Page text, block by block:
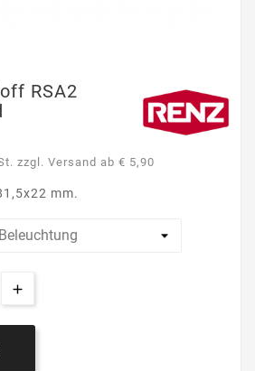
RSA2
zzgl. Versand ab € 5,90
mm.